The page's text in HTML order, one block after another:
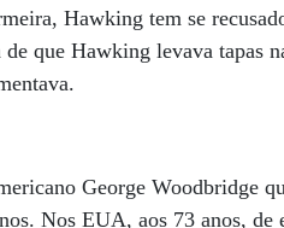
Hawking tem se
de que Hawking levava tapas
George Woodbridge
Nos EUA, aos 73 anos,